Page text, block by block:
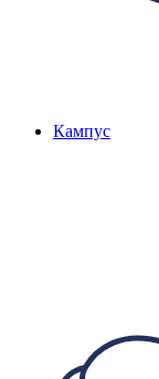
Кампус